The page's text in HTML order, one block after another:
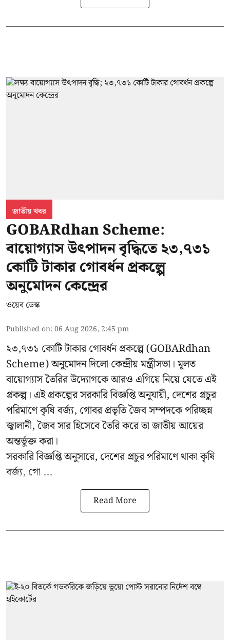
জাতীয় খবর
GOBARdhan Scheme:
বায়োগ্যাস উৎপাদন বৃদ্ধিতে ২৩,৭৩১
কোটি টাকার গোবর্ধন প্রকল্পে
অনুমোদন কেন্দ্রের
ওয়েব ডেস্ক
Published on:06 Aug 2026, 2:45 pm
২৩,৭৩১ কোটি টাকার গোবর্ধন প্রকল্পে (GOBARdhan
Scheme) অনুমোদন দিলো কেন্দ্রীয় মন্ত্রীসভা। মূলত
বায়োগ্যাস তৈরির উদ্যোগকে আরও এগিয়ে নিয়ে যেতে এই
প্রকল্প। এই প্রকল্পের সরকারি বিজ্ঞপ্তি অনুযায়ী, দেশের প্রচুর
পরিমাণে কৃষি বর্জ্য, গোবর প্রভৃতি জৈব সম্পদকে পরিচ্ছন্ন
জ্বালানী, জৈব সার হিসেবে তৈরি করে তা জাতীয় আয়ের
অন্তর্ভুক্ত করা।
সরকারি বিজ্ঞপ্তি অনুসারে, দেশের প্রচুর পরিমাণে থাকা কৃষি
বর্জ্য, গো ...
Read More